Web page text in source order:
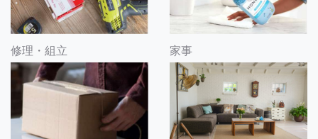
修理・組立 家事